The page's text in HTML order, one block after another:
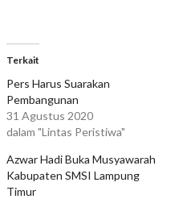
Terkait
Pers Harus Suarakan
Pembangunan
31 Agustus 2020
dalam "Lintas Peristiwa"
Azwar Hadi Buka Musyawarah
Kabupaten SMSI Lampung
Timur